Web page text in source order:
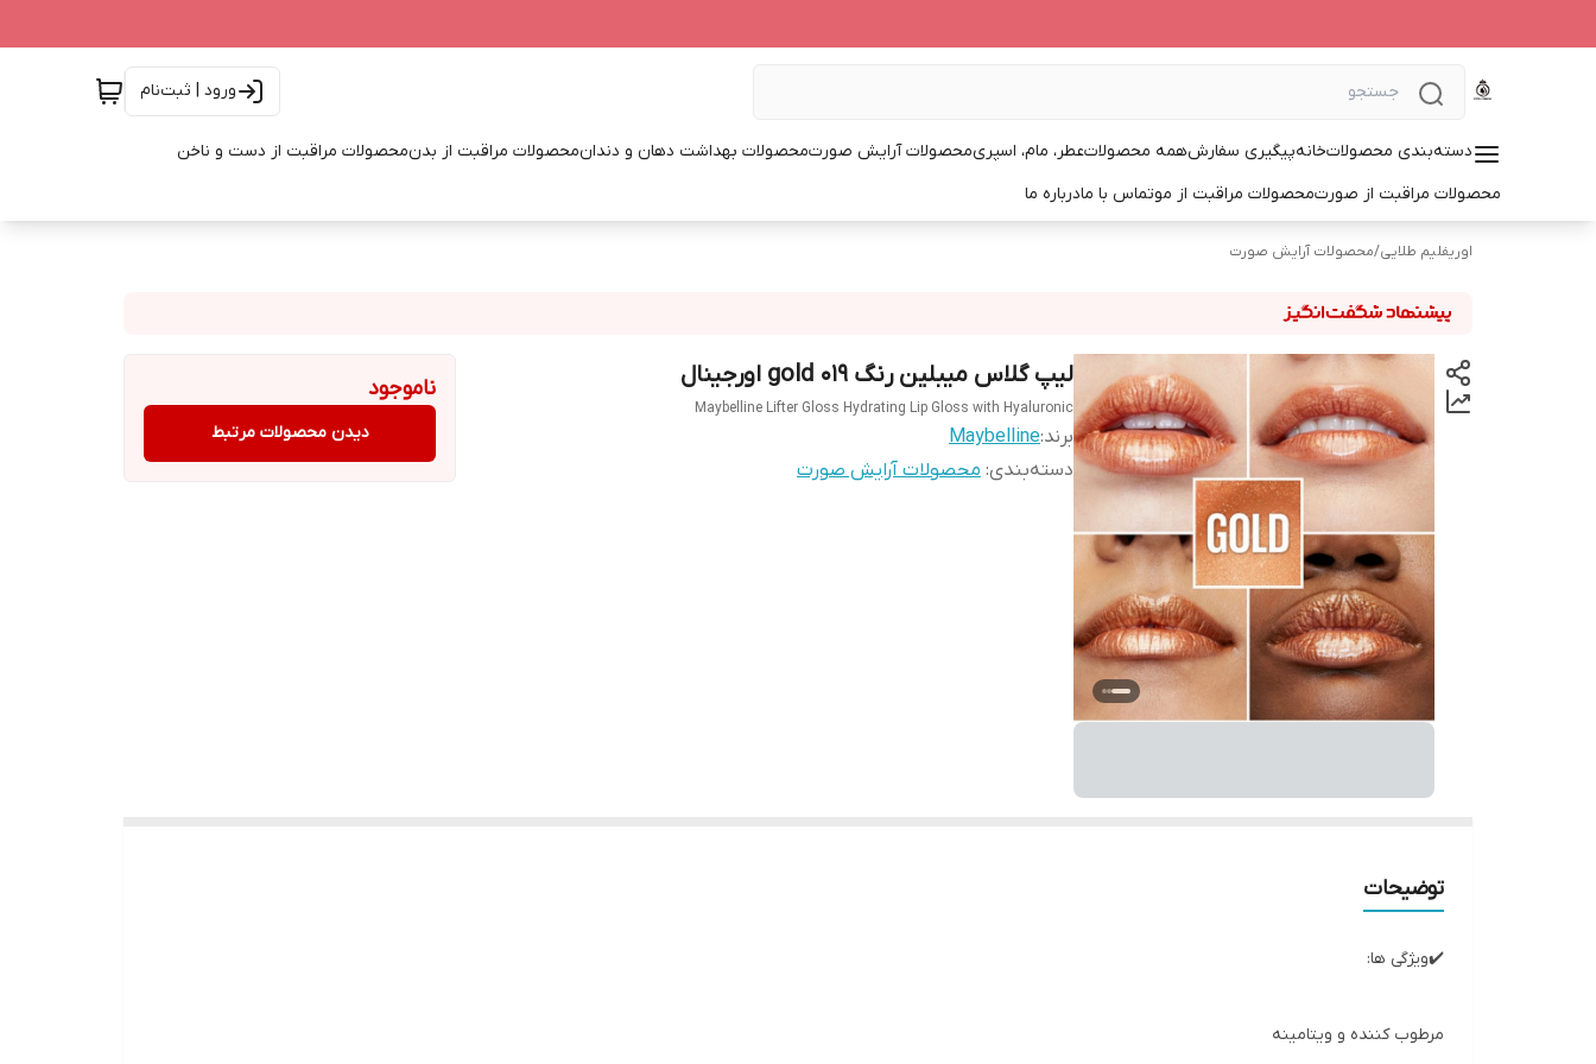
ورود | ثبت‌نام
دسته‌بندی محصولاتخانهپیگیری سفارشهمه محصولاتعطر، مام، اسپریمحصولات آرایش صورتمحصولات بهداشت دهان و دندانمحصولات مراقبت از بدنمحصولات مراقبت از دست و ناخن
محصولات مراقبت از صورتمحصولات مراقبت از موتماس با مادرباره ما
اوریفلیم طلایی/محصولات آرایش صورت
لیپ گلاس میبلین رنگ gold 019 اورجینال
Maybelline Lifter Gloss Hydrating Lip Gloss with Hyaluronic
برند:Maybelline
دسته‌بندی: محصولات آرایش صورت
ناموجود
دیدن محصولات مرتبط
توضیحات
✔️ویژگی ها:
مرطوب کننده و ویتامینه